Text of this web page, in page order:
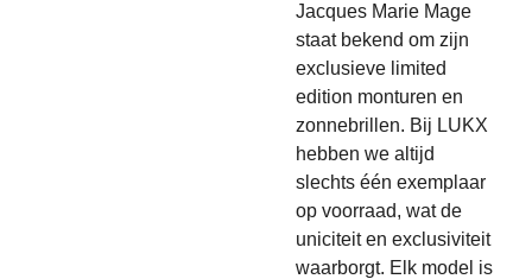
Jacques Marie Mage
staat bekend om zijn
exclusieve limited
edition monturen en
zonnebrillen. Bij LUKX
hebben we altijd
slechts één exemplaar
op voorraad, wat de
uniciteit en exclusiviteit
waarborgt. Elk model is